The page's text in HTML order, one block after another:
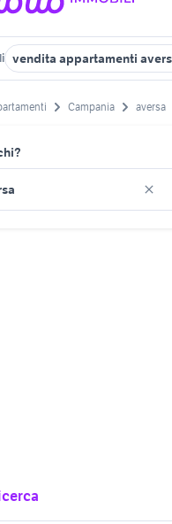
vendita appartamenti
Campania aversa